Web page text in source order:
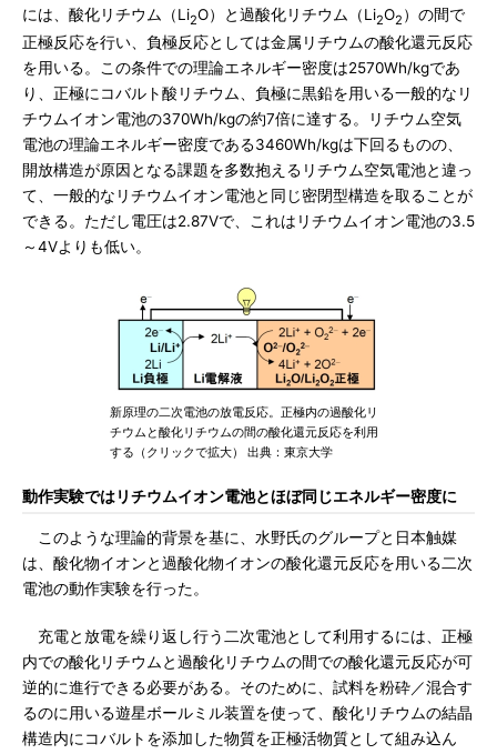
には、酸化リチウム（Li2O）と過酸化リチウム（Li2O2 ）の間で
正極反応を行い、負極反応としては金属リチウムの酸化還元反応
を用いる。この条件での理論エネルギー密度は2570Wh/kgであ
り、正極にコバルト酸リチウム、負極に黒鉛を用いる一般的なリ
チウムイオン電池の370Wh/kgの約7倍に達する。リチウム空気
電池の理論エネルギー密度である3460Wh/kgは下回るものの、
開放構造が原因となる課題を多数抱えるリチウム空気電池と違っ
て、一般的なリチウムイオン電池と同じ密閉型構造を取ることが
できる。ただし電圧は2.87Vで、これはリチウムイオン電池の3.5
～4Vよりも低い。
新原理の二次電池の放電反応。正極内の過酸化リ
チウムと酸化リチウムの間の酸化還元反応を利用
する（クリックで拡大） 出典：東京大学
動作実験ではリチウムイオン電池とほぼ同じエネルギー密度に
このような理論的背景を基に、水野氏のグループと日本触媒
は、酸化物イオンと過酸化物イオンの酸化還元反応を用いる二次
電池の動作実験を行った。
充電と放電を繰り返し行う二次電池として利用するには、正極
内での酸化リチウムと過酸化リチウムの間での酸化還元反応が可
逆的に進行できる必要がある。そのために、試料を粉砕／混合す
るのに用いる遊星ボールミル装置を使って、酸化リチウムの結晶
構造内にコバルトを添加した物質を正極活物質として組み込ん